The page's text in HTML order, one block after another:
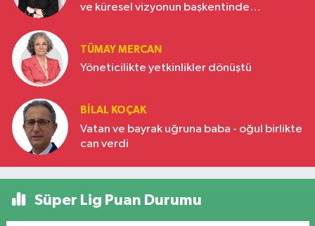
ve küresel vizyonun başkentinde
TÜMAY MERCAN
Yöneticilikte yetkinlikler dönüştü
BILAL KOÇAK
Vatan ve bayrak uğruna baba - oğul birlikte
can verdi
Süper Lig Puan Durumu